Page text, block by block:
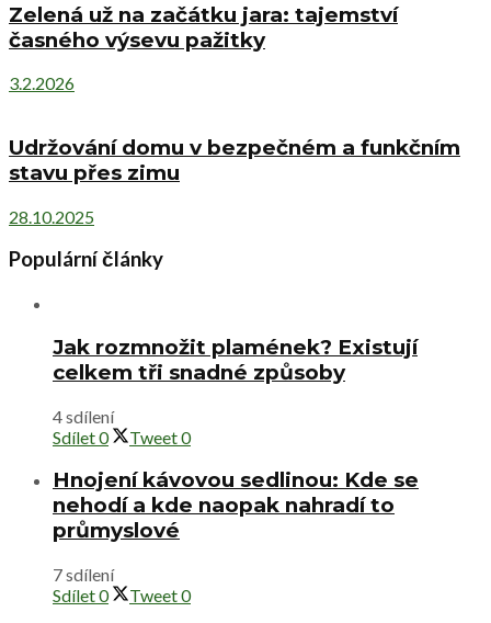
Zelená už na začátku jara: tajemství
časného výsevu pažitky
3.2.2026
Udržování domu v bezpečném a funkčním
stavu přes zimu
28.10.2025
Populární články
Jak rozmnožit plamének? Existují
celkem tři snadné způsoby
4 sdílení
Sdílet0 Tweet0
Hnojení kávovou sedlinou: Kde se
nehodí a kde naopak nahradí to
průmyslové
7 sdílení
Sdílet0 Tweet0